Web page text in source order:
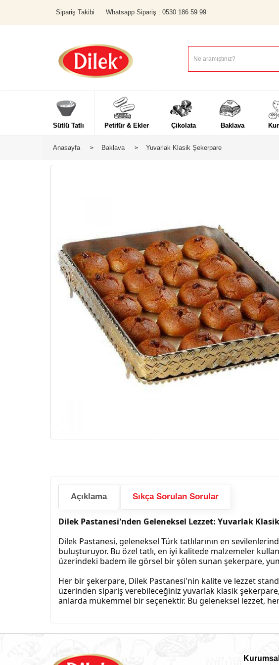
Sipariş Takibi Whatsapp Sipariş : 0530 186 59 99
Sütlü Tatlı Petifür & Ekler Çikolata Baklava
Anasayfa Baklava Yuvarlak Klasik Şekerpare
Açıklama Sıkça Sorulan Sorular
Dilek Pastanesi'nden Geleneksel Lezzet: Yuvarlak
Dilek Pastanesi, geleneksel Türk tatlılarının en
buluşturuyor. Bu özel tatlı, en iyi kalitede malzemeler
üzerindeki badem ile görsel bir şölen sunan şekerpare,
Her bir şekerpare, Dilek Pastanesi'nin kalite ve lezzet
üzerinden sipariş verebileceğiniz yuvarlak klasik
anlarda mükemmel bir seçenektir. Bu geleneksel lezzet,
Kurumsal